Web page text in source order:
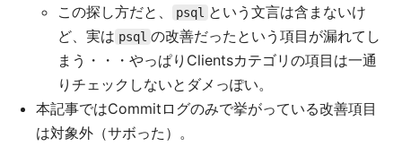
この探し方だと、
psql という文言は含まないけ
ど、実は psql の改善だったという項目が漏れてし
まう・・・やっぱりClientsカテゴリの項目は一通
りチェックしないとダメっぽい。
本記事ではCommitログのみで挙がっている改善項目
は対象外（サボった）。